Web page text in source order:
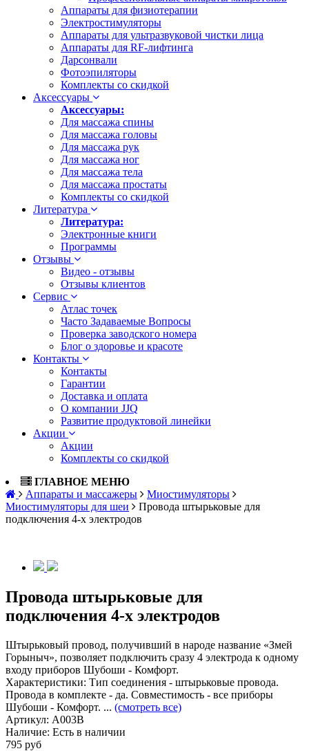
Аппараты для физиотерапии
Электростимуляторы
Аппараты для ультразвуковой чистки лица
Аппараты для RF-лифтинга
Дарсонвали
Фотоэпиляторы
Комплекты со скидкой
Аксессуары
Аксессуары:
Для массажа спины
Для массажа головы
Для массажа рук
Для массажа ног
Для массажа тела
Для массажа простаты
Комплекты со скидкой
Литература
Литература:
Электронные книги
Программы
Отзывы
Видео - отзывы
Отзывы клиентов
Сервис
Атлас точек
Часто Задаваемые Вопросы
Проверка заводского номера
Блог о здоровье и красоте
Контакты
Контакты
Гарантии
Доставка и оплата
О компании JJQ
Развитие продуктовой линейки
Акции
Акции
Комплекты со скидкой
ГЛАВНОЕ МЕНЮ
Аппараты и массажеры
Миостимуляторы
Миостимуляторы для шеи
Провода штырьковые для
подключения 4-х электродов
Провода штырьковые для
подключения 4-х электродов
Штырьковый провод, получивший в народе название «Змей
Горыныч», позволяет подключить сразу 4 электрода к одному
входу приборов Шубоши - Комфорт.
Характеристики: Тип соединения - штырьковые провода.
Провода в комплекте - да. Совместимость - все приборы
Шубоши - Комфорт. ... (смотреть все)
Артикул: A003B
Наличие: Есть в наличии
795 руб